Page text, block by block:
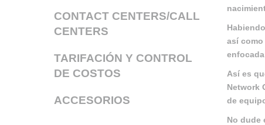
CONTACT CENTERS/CALL
CENTERS
TARIFACIÓN Y CONTROL
DE COSTOS
ACCESORIOS
así
Así es
Network
de
No dude